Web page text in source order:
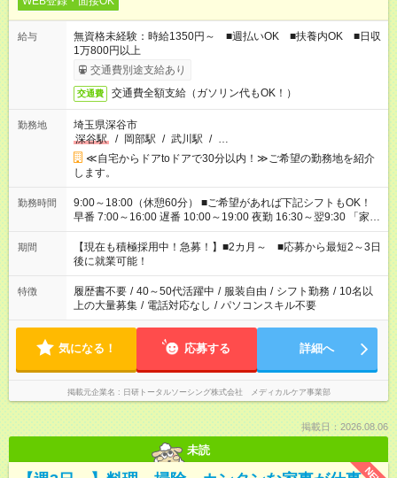
給与
無資格未経験：時給1350円～ ■週払いOK ■扶養内OK ■日収
1万800円以上
交通費別途支給あり
交通費 交通費全額支給（ガソリン代もOK！）
勤務地
埼玉県深谷市
深谷駅
/ 岡部駅 / 武川駅 / …
≪自宅からドアtoドアで30分以内！≫ご希望の勤務地を紹介
します。
勤務時間
9:00～18:00（休憩60分） ■ご希望があれば下記シフトもOK！
早番 7:00～16:00 遅番 10:00～19:00 夜勤 16:30～翌9:30 「家族
と休みを合わせたい」 「余裕を持って夕飯の準備がしたい」
「できれば残業はしたくない」 など、ご希望を教えてください
ね。 ※Wワーク希望の方へ 今ご覧のお仕事で希望する勤務時間
と、もう1つのお仕事の勤務時間。 合計で週40時間を超える場
合は応募できません。
期間
【現在も積極採用中！急募！】■2カ月～ ■応募から最短2～3日
後に就業可能！
特徴 履歴書不要 / 40～50代活躍中 / 服装自由 / シフト勤務 / 10名以
上の大量募集 / 電話対応なし / パソコンスキル不要
気になる！ 応募する 詳細へ
掲載元企業名 日研トータルソーシング株式会社 メディカルケア事業部
掲載日：2026.08.06
未読